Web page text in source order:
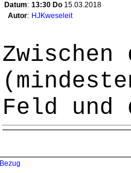
Datum: 13:30 Do 15.03.2018
Autor: HJKweseleit
Feld
Bezug